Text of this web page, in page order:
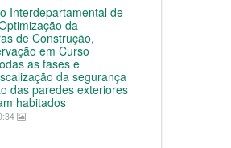
Interdepartamental de
da
de Construção,
em Curso
as fases e
da segurança
das paredes exteriores
habitados